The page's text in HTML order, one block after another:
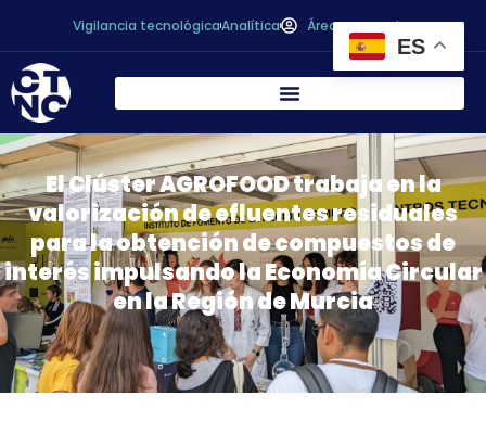
Vigilancia tecnológicaAnalítica Área personal
El Clúster AGROFOOD trabaja en la
valorización de efluentes residuales
para la obtención de compuestos de
interés impulsando la Economía Circular
en la Región de Murcia
ES